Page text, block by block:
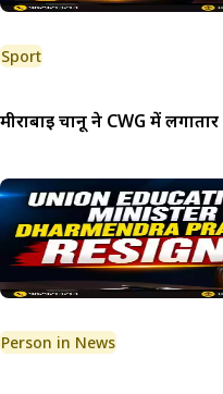
Sport
मीराबाई चानू ने CWG में
Person in News